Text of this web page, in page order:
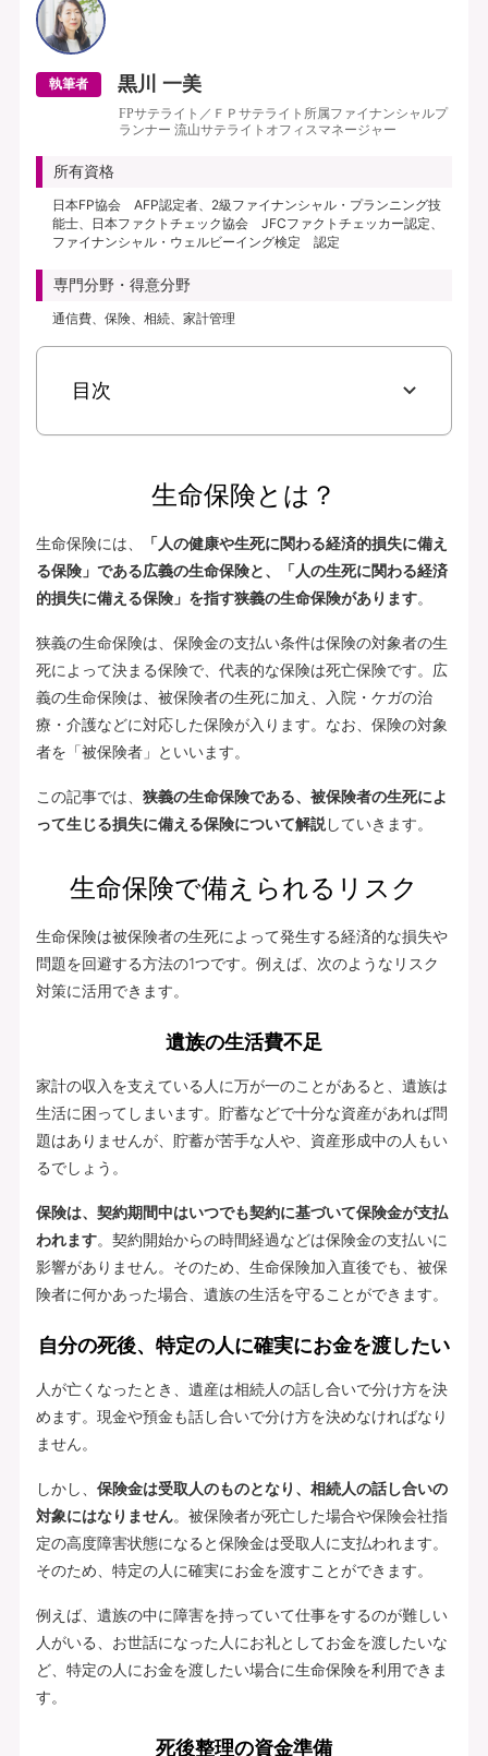
執筆者 黒川 一美
FPサテライト／ＦＰサテライト所属ファイナンシャルプ
ランナー 流山サテライトオフィスマネージャー
所有資格
日本FP協会 AFP認定者、2級ファイナンシャル・プランニング技
能士、日本ファクトチェック協会 JFCファクトチェッカー認定、
ファイナンシャル・ウェルビーイング検定 認定
専門分野・得意分野
通信費、保険、相続、家計管理
目次
生命保険とは？
生命保険には、
「人の健康や生死に関わる経済的損失に備え
る保険」である広義の生命保険と、「人の生死に関わる経済
的損失に備える保険」を指す狭義の生命保険があります。
狭義の生命保険は、保険金の支払い条件は保険の対象者の生
死によって決まる保険で、代表的な保険は死亡保険です。広
義の生命保険は、被保険者の生死に加え、入院・ケガの治
療・介護などに対応した保険が入ります。なお、保険の対象
者を「被保険者」といいます。
この記事では、 狭義の生命保険である、被保険者の生死によ
って生じる損失に備える保険について解説していきます。
生命保険で備えられるリスク
生命保険は被保険者の生死によって発生する経済的な損失や
問題を回避する方法の1つです。例えば、次のようなリスク
対策に活用できます。
遺族の生活費不足
家計の収入を支えている人に万が一のことがあると、遺族は
生活に困ってしまいます。貯蓄などで十分な資産があれば問
題はありませんが、貯蓄が苦手な人や、資産形成中の人もい
るでしょう。
保険は、契約期間中はいつでも契約に基づいて保険金が支払
われます。契約開始からの時間経過などは保険金の支払いに
影響がありません。そのため、生命保険加入直後でも、被保
険者に何かあった場合、遺族の生活を守ることができます。
自分の死後、特定の人に確実にお金を渡したい
人が亡くなったとき、遺産は相続人の話し合いで分け方を決
めます。現金や預金も話し合いで分け方を決めなければなり
ません。
しかし、 保険金は受取人のものとなり、相続人の話し合いの
対象にはなりません。被保険者が死亡した場合や保険会社指
定の高度障害状態になると保険金は受取人に支払われます。
そのため、特定の人に確実にお金を渡すことができます。
例えば、遺族の中に障害を持っていて仕事をするのが難しい
人がいる、お世話になった人にお礼としてお金を渡したいな
ど、特定の人にお金を渡したい場合に生命保険を利用できま
す。
死後整理の資金準備